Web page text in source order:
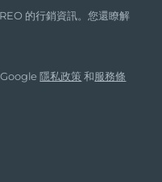
的行銷資訊。您還瞭解
Google隱私政策 和服務條